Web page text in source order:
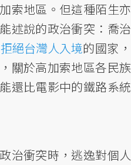
索地區。但這種陌生亦
述說的政治衝突：喬治
絕台灣人入境的國家，
關於高加索地區各民族
還比電影中的鐵路系統
治衝突時，逃逸對個人